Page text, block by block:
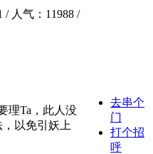
/ 人气：11988 /
理Ta，此人没
以免引妖上
去串个
门
打个招
呼